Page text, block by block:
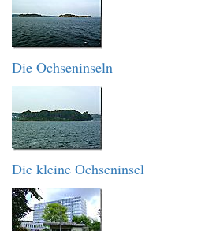
Die Ochseninseln
Die kleine Ochseninsel